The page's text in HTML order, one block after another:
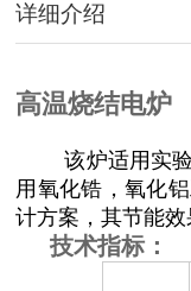
详细介绍
高温烧结电炉
该炉适用实
用氧化锆，氧化
计方案，其节能效
技术指标：